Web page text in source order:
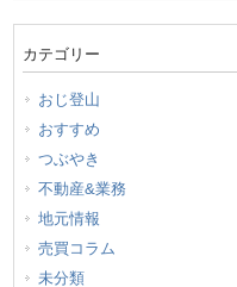
カテゴリー
おじ登山
おすすめ
つぶやき
不動産&業務
地元情報
売買コラム
未分類